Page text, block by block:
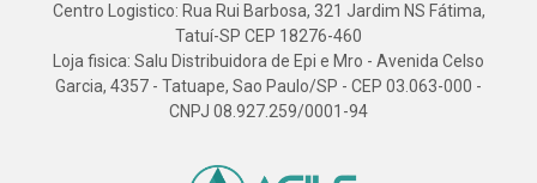
Centro Logistico: Rua Rui Barbosa, 321 Jardim NS Fátima,
Tatuí-SP CEP 18276-460
Loja fisica: Salu Distribuidora de Epi e Mro - Avenida Celso
Garcia, 4357 - Tatuape, Sao Paulo/SP - CEP 03.063-000 -
CNPJ 08.927.259/0001-94